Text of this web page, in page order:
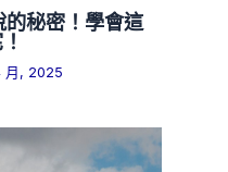
秘密！學會這
月, 2025